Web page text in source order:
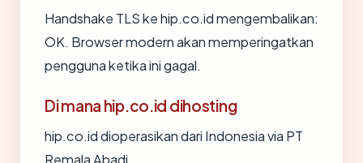
Handshake TLS ke hip.co.id mengembalikan:
OK. Browser modern akan memperingatkan
pengguna ketika ini gagal.
Di mana hip.co.id dihosting
hip.co.id dioperasikan dari Indonesia via PT
Remala Abadi.